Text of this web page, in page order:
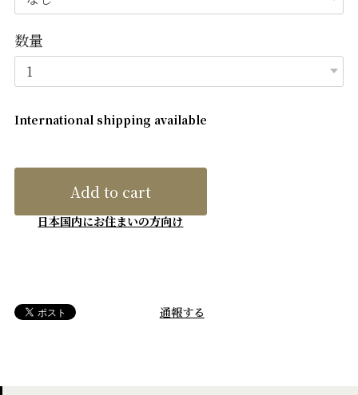
数量
International shipping available
Add to cart
日本国内にお住まいの方向け
通報する